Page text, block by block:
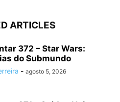
ARTICLES
372 – Star Wars:
do Submundo
- agosto 5, 2026